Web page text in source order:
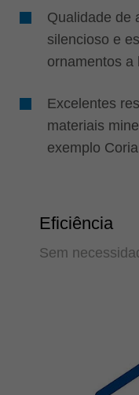
Qualidade de
silencioso e
ornamentos a
Excelentes
materiais
exemplo
Eficiência
Sem